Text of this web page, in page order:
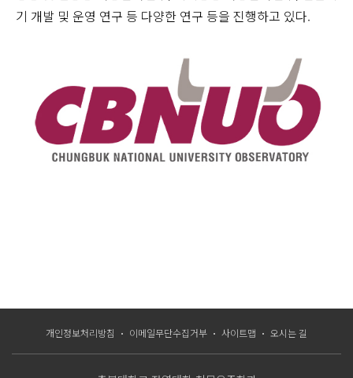
기 개발 및 운영 연구 등 다양한 연구 등을 진행하고 있다.
개인정보처리방침 이메일무단수집거부 사이트맵 오시는 길